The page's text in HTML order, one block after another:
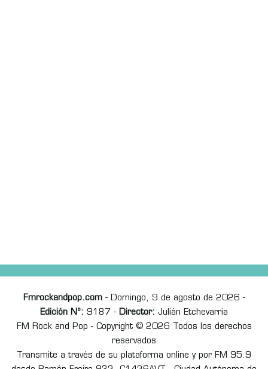
Fmrockandpop.com- Domingo, 9 de agosto de 2026 -
Edición Nº: 9187 - Director: Julián Etchevarria
FM Rock and Pop - Copyright © 2026 Todos los derechos
reservados
Transmite a través de su plataforma online y por FM 95.9